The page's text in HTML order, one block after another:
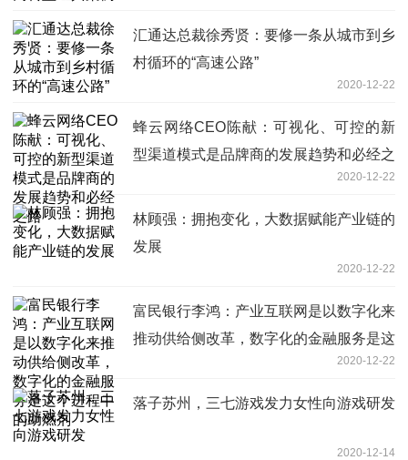
汇通达总裁徐秀贤：要修一条从城市到乡
村循环的“高速公路”
2020-12-22
蜂云网络CEO陈献：可视化、可控的新
型渠道模式是品牌商的发展趋势和必经之
2020-12-22
林顾强：拥抱变化，大数据赋能产业链的
发展
2020-12-22
富民银行李鸿：产业互联网是以数字化来
推动供给侧改革，数字化的金融服务是这
2020-12-22
落子苏州，三七游戏发力女性向游戏研发
2020-12-14